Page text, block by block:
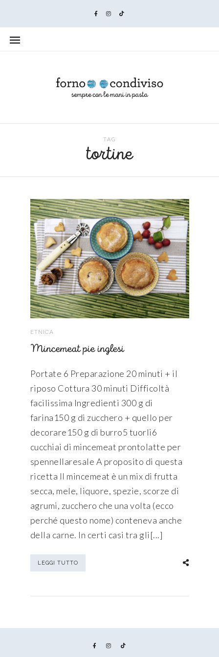
TAG
tortine
ETNICA
Mincemeat pie inglesi
Portate 6 Preparazione 20 minuti + il
riposo Cottura 30 minuti Difficoltà
facilissima Ingredienti 300 g di
farina150 g di zucchero + quello per
decorare150 g di burro5 tuorli6
cucchiai di mincemeat prontolatte per
spennellaresale A proposito di questa
ricetta Il mincemeat è un mix di frutta
secca, mele, liquore, spezie, scorze di
agrumi, zucchero che una volta (ecco
perché questo nome) conteneva anche
della carne. In certi casi tra gli[...]
LEGGI TUTTO